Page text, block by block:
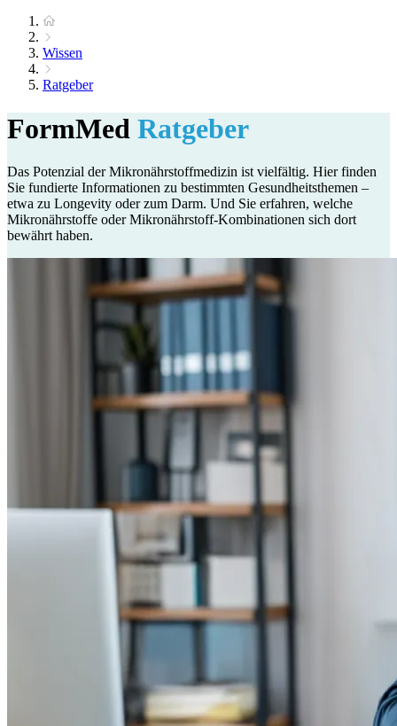
Wissen
Ratgeber
FormMed Ratgeber
Das Potenzial der Mikronährstoffmedizin ist vielfältig. Hier finden
Sie fundierte Informationen zu bestimmten Gesundheitsthemen –
etwa zu Longevity oder zum Darm. Und Sie erfahren, welche
Mikronährstoffe oder Mikronährstoff-Kombinationen sich dort
bewährt haben.